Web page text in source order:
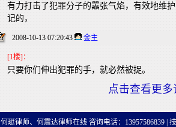
有力打击了犯罪分子的嚣张气焰，有效地维
记的，
2008-10-13 07:20:43 金主
[1楼]：
只要你们伸出犯罪的手，就必然被捉。
点击查看更多
何珽律师、何震达律师在线 咨询电话：13957586839 |